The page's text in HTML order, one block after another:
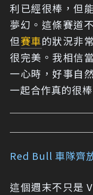
利已經很棒，但
夢幻。這條賽道
但賽車的狀況非
很完美。我相信
一心時，好事自
一起合作真的很棒
Red Bull 車隊齊
這個週末不只是